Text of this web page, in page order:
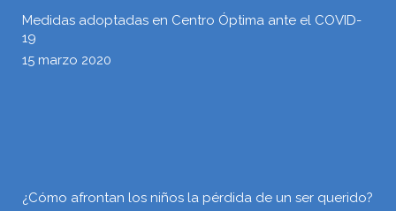
Medidas adoptadas en Centro Óptima ante el COVID-
19
15 marzo 2020
¿Cómo afrontan los niños la pérdida de un ser querido?